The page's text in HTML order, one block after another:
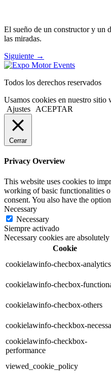
El sueño de un constructor y un
las miradas.
Siguiente →
Todos los derechos reservados
Usamos cookies en nuestro sitio
Ajustes
ACEPTAR
Cerrar
Privacy Overview
This website uses cookies to
working of basic functionalities
consent. You also have the
Necessary
Necessary
Siempre activado
Necessary cookies are
Cookie
cookielawinfo-checbox-analytics
cookielawinfo-checbox-
cookielawinfo-checbox-others
cookielawinfo-checkbox-
cookielawinfo-checkbox-
performance
viewed_cookie_policy